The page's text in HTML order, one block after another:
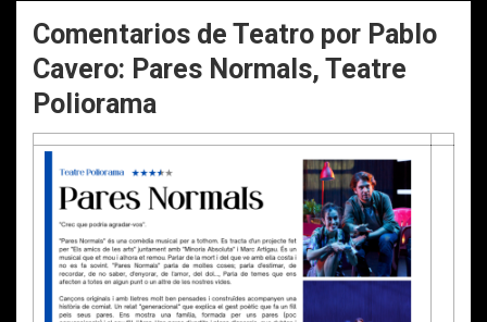
Comentarios de Teatro por Pablo
Cavero: Pares Normals, Teatre
Poliorama